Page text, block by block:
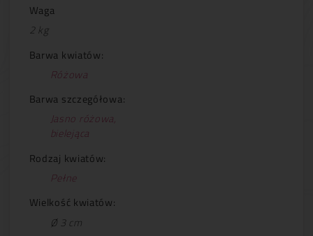
Waga
2 kg
Barwa kwiatów:
Różowa
Barwa szczegółowa:
Jasno różowa,
bielejąca
Rodzaj kwiatów:
Pełne
Wielkość kwiatów:
Ø 3 cm